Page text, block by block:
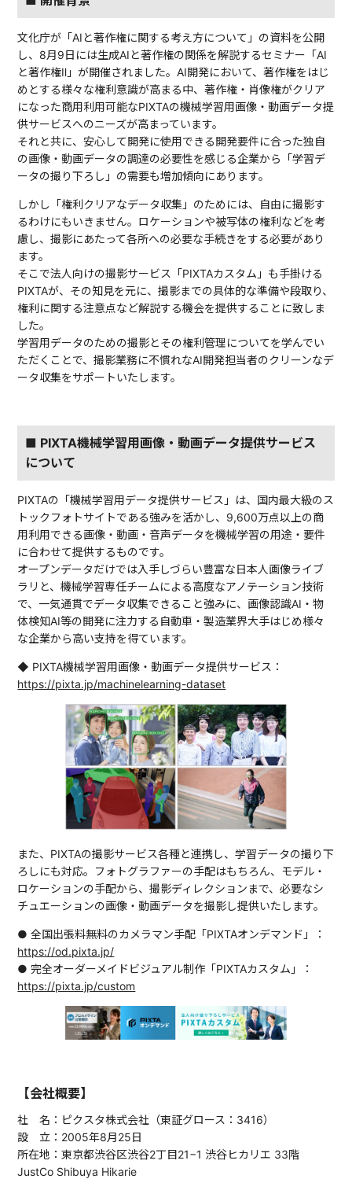
文化庁が「AIと著作権に関する考え方について」の資料を公開
し、8月9日には生成AIと著作権の関係を解説するセミナー「AI
と著作権Ⅱ」が開催されました。AI開発において、著作権をはじ
めとする様々な権利意識が高まる中、著作権・肖像権がクリア
になった商用利用可能なPIXTAの機械学習用画像・動画データ提
供サービスへのニーズが高まっています。
それと共に、安心して開発に使用できる開発要件に合った独自
の画像・動画データの調達の必要性を感じる企業から「学習デ
ータの撮り下ろし」の需要も増加傾向にあります。
しかし「権利クリアなデータ収集」のためには、自由に撮影す
るわけにもいきません。ロケーションや被写体の権利などを考
慮し、撮影にあたって各所への必要な手続きをする必要があり
ます。
そこで法人向けの撮影サービス「PIXTAカスタム」も手掛ける
PIXTAが、その知見を元に、撮影までの具体的な準備や段取り、
権利に関する注意点など解説する機会を提供することに致しま
した。
学習用データのための撮影とその権利管理についてを学んでい
ただくことで、撮影業務に不慣れなAI開発担当者のクリーンなデ
ータ収集をサポートいたします。
■ PIXTA機械学習用画像・動画データ提供サービス
について
PIXTAの「機械学習用データ提供サービス」は、国内最大級のス
トックフォトサイトである強みを活かし、9,600万点以上の商
用利用できる画像・動画・音声データを機械学習の用途・要件
に合わせて提供するものです。
オープンデータだけでは入手しづらい豊富な日本人画像ライブ
ラリと、機械学習専任チームによる高度なアノテーション技術
で、一気通貫でデータ収集できること強みに、画像認識AI・物
体検知AI等の開発に注力する自動車・製造業界大手はじめ様々
な企業から高い支持を得ています。
◆ PIXTA機械学習用画像・動画データ提供サービス：
https://pixta.jp/machinelearning-dataset
また、PIXTAの撮影サービス各種と連携し、学習データの撮り下
ろしにも対応。フォトグラファーの手配はもちろん、モデル・
ロケーションの手配から、撮影ディレクションまで、必要なシ
チュエーションの画像・動画データを撮影し提供いたします。
● 全国出張料無料のカメラマン手配「PIXTAオンデマンド」：
https://od.pixta.jp/
● 完全オーダーメイドビジュアル制作「PIXTAカスタム」：
https://pixta.jp/custom
【会社概要】
社 名：ピクスタ株式会社（東証グロース：3416）
設 立：2005年8月25日
所在地：東京都渋谷区渋谷2丁目21−1 渋谷ヒカリエ 33階
JustCo Shibuya Hikarie